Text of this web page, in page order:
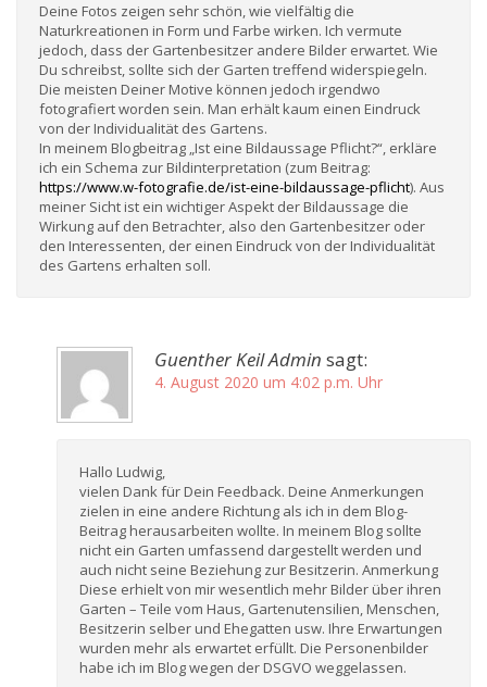
Deine Fotos zeigen sehr schön, wie vielfältig die
Naturkreationen in Form und Farbe wirken. Ich vermute
jedoch, dass der Gartenbesitzer andere Bilder erwartet. Wie
Du schreibst, sollte sich der Garten treffend widerspiegeln.
Die meisten Deiner Motive können jedoch irgendwo
fotografiert worden sein. Man erhält kaum einen Eindruck
von der Individualität des Gartens.
In meinem Blogbeitrag „Ist eine Bildaussage Pflicht?“, erkläre
ich ein Schema zur Bildinterpretation (zum Beitrag:
https://www.w-fotografie.de/ist-eine-bildaussage-pflicht). Aus
meiner Sicht ist ein wichtiger Aspekt der Bildaussage die
Wirkung auf den Betrachter, also den Gartenbesitzer oder
den Interessenten, der einen Eindruck von der Individualität
des Gartens erhalten soll.
Guenther Keil Admin sagt:
4. August 2020 um 4:02 p.m. Uhr
Hallo Ludwig,
vielen Dank für Dein Feedback. Deine Anmerkungen
zielen in eine andere Richtung als ich in dem Blog-
Beitrag herausarbeiten wollte. In meinem Blog sollte
nicht ein Garten umfassend dargestellt werden und
auch nicht seine Beziehung zur Besitzerin. Anmerkung
Diese erhielt von mir wesentlich mehr Bilder über ihren
Garten – Teile vom Haus, Gartenutensilien, Menschen,
Besitzerin selber und Ehegatten usw. Ihre Erwartungen
wurden mehr als erwartet erfüllt. Die Personenbilder
habe ich im Blog wegen der DSGVO weggelassen.